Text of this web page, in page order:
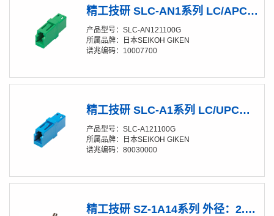
精工技研 SLC-AN1系列 LC/APC单联适配器
产品型号：SLC-AN121100G
所属品牌：日本SEIKOH GIKEN
谱兆编码：10007700
精工技研 SLC-A1系列 LC/UPC单联适配器
产品型号：SLC-A121100G
所属品牌：日本SEIKOH GIKEN
谱兆编码：80030000
精工技研 SZ-1A14系列 外径：2.5mm 内径：1.25mm 单模 氧化锆陶瓷插芯